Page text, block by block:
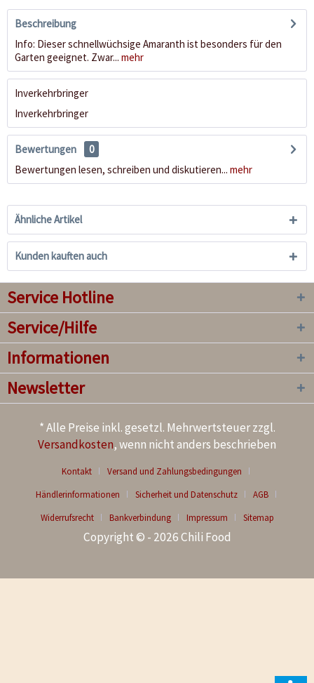
Beschreibung
Info: Dieser schnellwüchsige Amaranth ist besonders für den
Garten geeignet. Zwar... mehr
Inverkehrbringer
Inverkehrbringer
Bewertungen
0
Bewertungen lesen, schreiben und diskutieren... mehr
Ähnliche Artikel
Kunden kauften auch
Service Hotline
Service/Hilfe
Informationen
Newsletter
* Alle Preise inkl. gesetzl. Mehrwertsteuer zzgl.
Versandkosten, wenn nicht anders beschrieben
Kontakt
Versand und Zahlungsbedingungen
Händlerinformationen
Sicherheit und Datenschutz
AGB
Widerrufsrecht
Bankverbindung Impressum Sitemap
Copyright © - 2026 Chili Food